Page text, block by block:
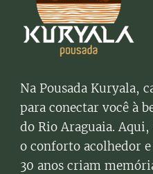
Na Pousada Kuryala,
para conectar você à
do Rio Araguaia.
o conforto acolhedor
30 anos criam